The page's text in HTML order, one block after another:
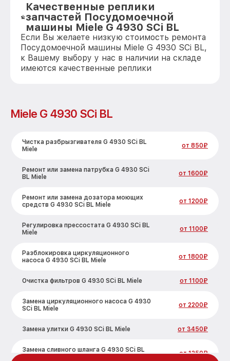
Качественные реплики
запчастей Посудомоечной
машины Miele G 4930 SCi BL
Если Вы желаете низкую стоимость ремонта
Посудомоечной машины Miele G 4930 SCi BL,
к Вашему выбору у нас в наличии на складе
имеются качественные реплики
Miele G 4930 SCi BL
Чистка разбрызгивателя G 4930 SCi BL
Miele
от 850₽
Ремонт или замена патрубка G 4930 SCi
BL Miele
от 1600₽
Ремонт или замена дозатора моющих
средств G 4930 SCi BL Miele
от 1200₽
Регулировка прессостата G 4930 SCi BL
Miele
от 1100₽
Разблокировка циркуляционного
насоса G 4930 SCi BL Miele
от 1800₽
Очистка фильтров G 4930 SCi BL Miele от 1100₽
Замена циркуляционного насоса G 4930
SCi BL Miele
от 2200₽
Замена улитки G 4930 SCi BL Miele от 3450₽
Замена сливного шланга G 4930 SCi BL
от 1250₽